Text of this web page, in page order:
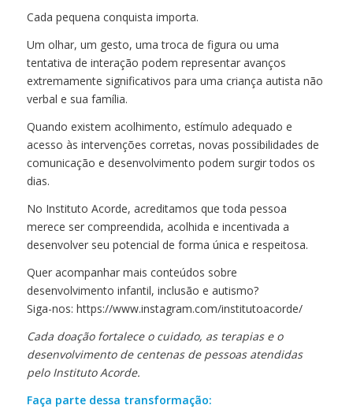
Cada pequena conquista importa.
Um olhar, um gesto, uma troca de figura ou uma
tentativa de interação podem representar avanços
extremamente significativos para uma criança autista não
verbal e sua família.
Quando existem acolhimento, estímulo adequado e
acesso às intervenções corretas, novas possibilidades de
comunicação e desenvolvimento podem surgir todos os
dias.
No Instituto Acorde, acreditamos que toda pessoa
merece ser compreendida, acolhida e incentivada a
desenvolver seu potencial de forma única e respeitosa.
Quer acompanhar mais conteúdos sobre
desenvolvimento infantil, inclusão e autismo?
Siga-nos: https://www.instagram.com/institutoacorde/
Cada doação fortalece o cuidado, as terapias e o
desenvolvimento de centenas de pessoas atendidas
pelo Instituto Acorde.
Faça parte dessa transformação: